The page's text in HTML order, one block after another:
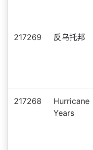
217269 反乌托邦
217268
Hurricane
Years